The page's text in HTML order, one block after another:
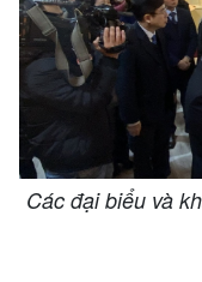
Các đại biểu và